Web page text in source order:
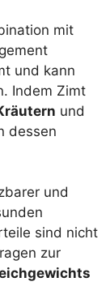
mit
und kann
Indem Zimt
und
dessen
und
sind nicht
zur